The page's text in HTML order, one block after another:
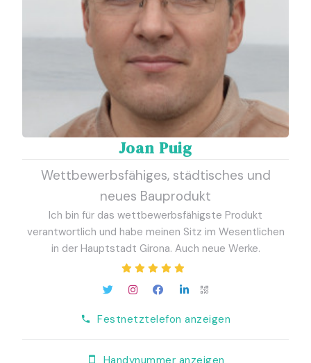
Joan Puig
Wettbewerbsfähiges, städtisches und
neues Bauprodukt
Ich bin für das wettbewerbsfähigste Produkt
verantwortlich und habe meinen Sitz im Wesentlichen
in der Hauptstadt Girona. Auch neue Werke.
Festnetztelefon anzeigen
Handynummer anzeigen